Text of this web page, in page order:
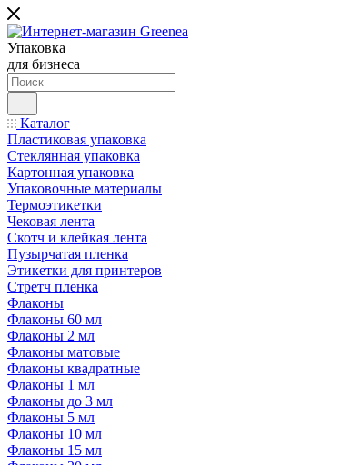
Упаковка
для бизнеса
Каталог
Пластиковая упаковка
Стеклянная упаковка
Картонная упаковка
Упаковочные материалы
Термоэтикетки
Чековая лента
Скотч и клейкая лента
Пузырчатая пленка
Этикетки для принтеров
Стретч пленка
Флаконы
Флаконы 60 мл
Флаконы 2 мл
Флаконы матовые
Флаконы квадратные
Флаконы 1 мл
Флаконы до 3 мл
Флаконы 5 мл
Флаконы 10 мл
Флаконы 15 мл